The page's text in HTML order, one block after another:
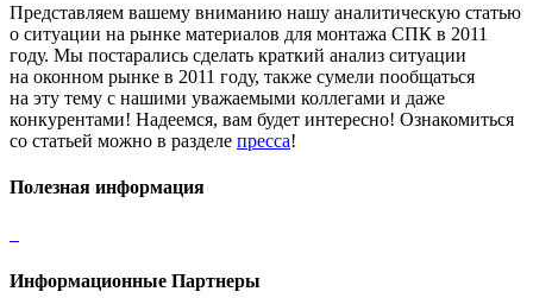
Представляем вашему вниманию нашу аналитическую статью
о ситуации на рынке материалов для монтажа СПК в 2011
году. Мы постарались сделать краткий анализ ситуации
на оконном рынке в 2011 году, также сумели пообщаться
на эту тему с нашими уважаемыми коллегами и даже
конкурентами! Надеемся, вам будет интересно! Ознакомиться
со статьей можно в разделе пресса!
Полезная информация
Информационные Партнеры